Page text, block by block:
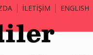
İLETİŞİM ENGLISH